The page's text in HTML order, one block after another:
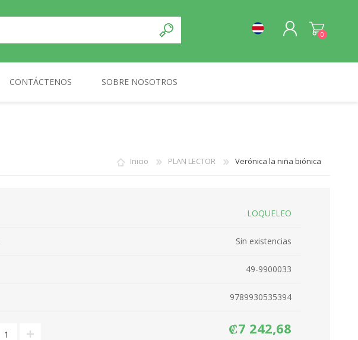
0
CONTÁCTENOS SOBRE NOSOTROS
Inicio PLAN LECTOR Verónica la niña biónica
LOQUELEO
Sin existencias
49-9900033
9789930535394
₡7 242,68